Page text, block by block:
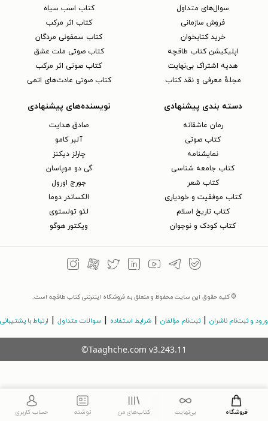
سوال‌های متداول
فروش سازمانی
خرید کتابخوان
اپلیکیشن کتاب طاقچه
هدیه اشتراک بی‌نهایت
مجلهٔ معرفی و نقد کتاب
کتاب اسب سیاه
کتاب اثر مرکب
کتاب سمفونی مردگان
کتاب صوتی ملت عشق
کتاب صوتی اثر مرکب
کتاب صوتی عادت‌های اتمی
دسته بندی پیشنهادی
رمان عاشقانه
کتاب‌ صوتی
نمایشنامه
کتاب جامعه شناسی
کتاب شعر
کتاب موفقیت و خودیاری
کتاب تاریخ اسلام
کتاب کودک و نوجوان
نویسنده‌های پیشنهادی
صادق هدایت
آلبر کامو
چارلز دیکنز
گی دو موپاسان
جورج اورول
الکساندر دوما
لئو تولستوی
ویکتور هوگو
© کلیه حقوق این سایت محفوظ و متعلق به فروشگاه اینترنتی کتاب طاقچه است.
ورود و ثبت‌نام ناشران ثبت‌نام مؤلفان شرایط استفاده سوالات متداول ارتباط با پشتیبانی
©Taaghche.com v3.243.11
فروشگاه بی‌نهایت کتاب‌های من نوشته حساب کاربری